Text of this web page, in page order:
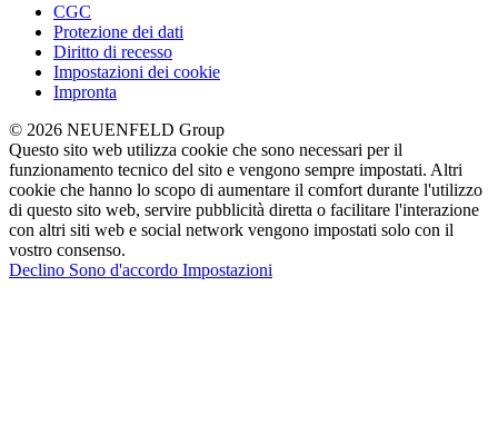
CGC
Protezione dei dati
Diritto di recesso
Impostazioni dei cookie
Impronta
© 2026 NEUENFELD Group
Questo sito web utilizza cookie che sono necessari per il
funzionamento tecnico del sito e vengono sempre impostati. Altri
cookie che hanno lo scopo di aumentare il comfort durante l'utilizzo
di questo sito web, servire pubblicità diretta o facilitare l'interazione
con altri siti web e social network vengono impostati solo con il
vostro consenso.
Declino Sono d'accordo Impostazioni